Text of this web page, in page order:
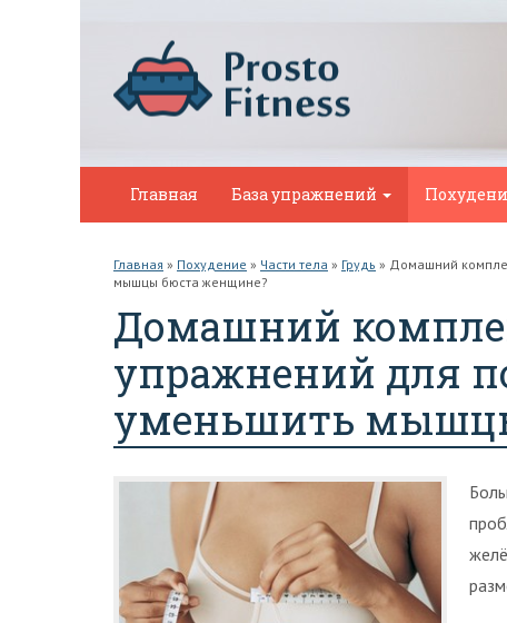
Главная База упражнений
Главная » Похудение » Части тела » Грудь » Домашний
мышцы бюста женщине?
Домашний
упражнений для
уменьшить